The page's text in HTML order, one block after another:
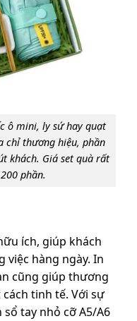
ô mini, ly sứ hay quạt
chỉ thương hiệu, phần
khách. Giá set quà rất
phần.
ích, giúp khách
việc hàng ngày. In
cũng giúp thương
tinh tế. Với sự
tay nhỏ cỡ A5/A6